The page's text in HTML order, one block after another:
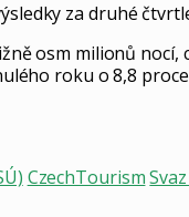
za druhé
osm milionů
roku o 8,8
CzechTourism